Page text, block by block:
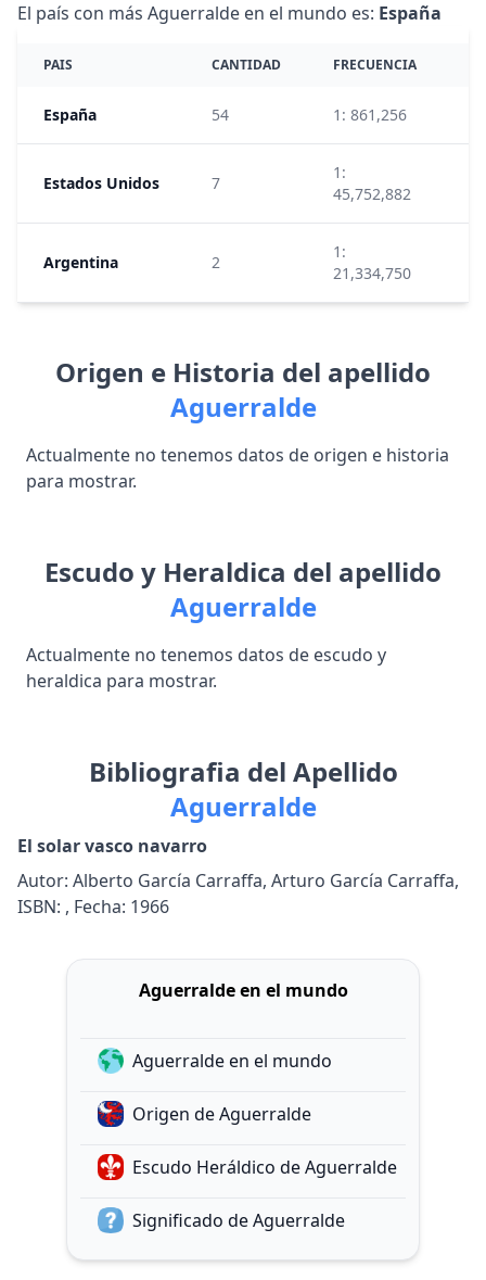
El país con más Aguerralde en el mundo es: España
PAIS CANTIDAD FRECUENCIA
España 54 1: 861,256
Estados Unidos 7
1:
45,752,882
Argentina 2
1:
21,334,750
Origen e Historia del apellido
Aguerralde
Actualmente no tenemos datos de origen e historia
para mostrar.
Escudo y Heraldica del apellido
Aguerralde
Actualmente no tenemos datos de escudo y
heraldica para mostrar.
Bibliografia del Apellido
Aguerralde
El solar vasco navarro
Autor: Alberto García Carraffa, Arturo García Carraffa,
ISBN: , Fecha: 1966
Aguerralde en el mundo
Aguerralde en el mundo
Origen de Aguerralde
Escudo Heráldico de Aguerralde
Significado de Aguerralde